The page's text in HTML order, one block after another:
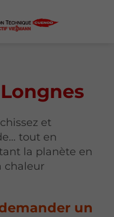
et
tout en
la planète en
chaleur
un